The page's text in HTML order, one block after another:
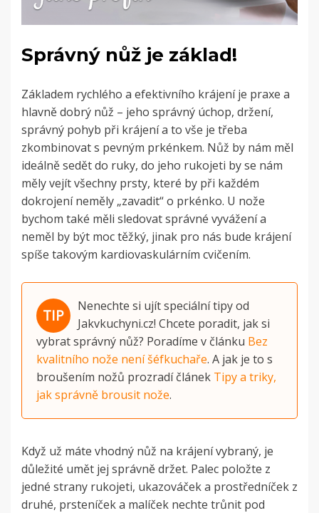
Správný nůž je základ!
Základem rychlého a efektivního krájení je praxe a
hlavně dobrý nůž – jeho správný úchop, držení,
správný pohyb při krájení a to vše je třeba
zkombinovat s pevným prkénkem. Nůž by nám měl
ideálně sedět do ruky, do jeho rukojeti by se nám
měly vejít všechny prsty, které by při každém
dokrojení neměly „zavadit“ o prkénko. U nože
bychom také měli sledovat správné vyvážení a
neměl by být moc těžký, jinak pro nás bude krájení
spíše takovým kardiovaskulárním cvičením.
Nenechte si ujít speciální tipy od
Jakvkuchyni.cz! Chcete poradit, jak si
vybrat správný nůž? Poradíme v článku Bez
kvalitního nože není šéfkuchaře. A jak je to s
broušením nožů prozradí článek Tipy a triky,
jak správně brousit nože.
Když už máte vhodný nůž na krájení vybraný, je
důležité umět jej správně držet. Palec položte z
jedné strany rukojeti, ukazováček a prostředníček z
druhé, prsteníček a malíček nechte trůnit pod